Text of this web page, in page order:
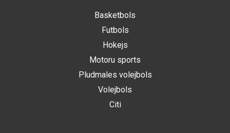
Basketbols
Futbols
Hokejs
Motoru sports
Pludmales volejbols
Volejbols
Citi